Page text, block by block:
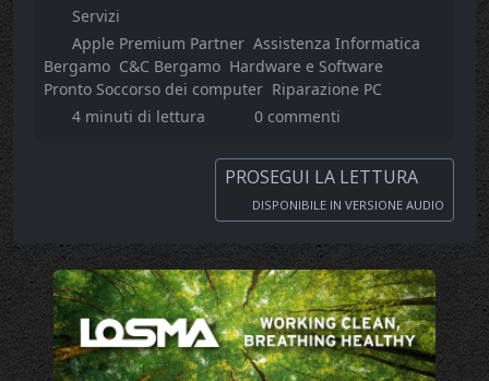
Servizi
Apple Premium Partner Assistenza Informatica
Bergamo C&C Bergamo Hardware e Software
Pronto Soccorso dei computer Riparazione PC
4 minuti di lettura
0 commenti
PROSEGUI LA LETTURA
DISPONIBILE IN VERSIONE AUDIO